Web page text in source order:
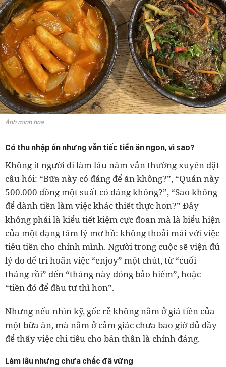
Ảnh minh hoạ
Có thu nhập ổn nhưng vẫn tiếc tiền ăn ngon, vì sao?
Không ít người đi làm lâu năm vẫn thường xuyên đặt
câu hỏi: “Bữa này có đáng để ăn không?”, “Quán này
500.000 đồng một suất có đáng không?”, “Sao không
để dành tiền làm việc khác thiết thực hơn?” Đây
không phải là kiểu tiết kiệm cực đoan mà là biểu hiện
của một dạng tâm lý mơ hồ: không thoải mái với việc
tiêu tiền cho chính mình. Người trong cuộc sẽ viện đủ
lý do để trì hoãn việc “enjoy” một chút, từ “cuối
tháng rồi” đến “tháng này đóng bảo hiểm”, hoặc
“tiền đó để đầu tư thì hơn”.
Nhưng nếu nhìn kỹ, gốc rễ không nằm ở giá tiền của
một bữa ăn, mà nằm ở cảm giác chưa bao giờ đủ đầy
để thấy việc chi tiêu cho bản thân là chính đáng.
Làm lâu nhưng chưa chắc đã vững